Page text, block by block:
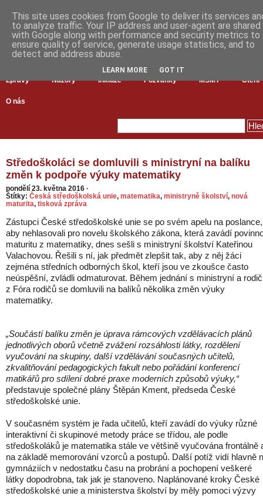
Zprávy Názory Inkluze Pozvánky MŠMT Čtení
O nás
Středoškoláci se domluvili s ministryní na balíku
změn k podpoře výuky matematiky
pondělí 23. května 2016 ·
Štítky: Česká středoškolská unie, matematika, ministryně školství, nová
maturita, tisková zpráva
Zástupci České středoškolské unie se po svém apelu na poslance,
aby nehlasovali pro novelu školského zákona, která zavádí
maturitu z matematiky, dnes sešli s ministryní školství Kateřinou
Valachovou. Řešili s ní, jak předmět zlepšit tak, aby z něj žáci
zejména středních odborných škol, kteří jsou ve zkoušce často
neúspěšní, zvládli odmaturovat. Během jednání s ministryní a
z Fóra rodičů se domluvili na balíků několika změn výuky
matematiky.
„Součástí balíku změn je úprava rámcových vzdělávacích plánů
jednotlivých oborů včetně zvážení rozsáhlosti látky, rozdělení
vyučování na skupiny, další vzdělávání současných učitelů,
zkvalitňování pedagogických fakult nebo pořádání konferencí
matikářů pro sdílení dobré praxe moderních způsobů výuky,“
představuje společné plány Štěpán Kment, předseda České
středoškolské unie.
V současném systém je řada učitelů, kteří zavádí do výuky různé
interaktivní či skupinové metody práce se třídou, ale podle
středoškoláků je matematika stále ve většině vyučována frontálně
na základě memorování vzorců a postupů. Další potíž vidí hlavně
gymnáziích v nedostatku času na probrání a pochopení veškeré
látky dopodrobna, tak jak je stanoveno. Naplánované kroky České
středoškolské unie a ministerstva školství by měly pomoci výzvy
This site uses cookies from Google to deliver its services
to analyze traffic. Your IP address and user-agent are shared
with Google along with performance and security metrics to
ensure quality of service, generate usage statistics, and to
detect and address abuse.
LEARN MORE GOT IT